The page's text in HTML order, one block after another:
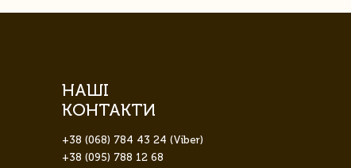
НАШІ
КОНТАКТИ
+38 (068) 784 43 24 (Viber)
+38 (095) 788 12 68